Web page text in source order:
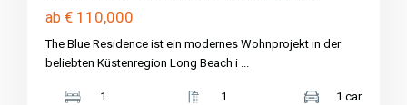
ab € 110,000
The Blue Residence ist ein modernes Wohnprojekt in der
beliebten Küstenregion Long Beach i ...
1 1 1 car